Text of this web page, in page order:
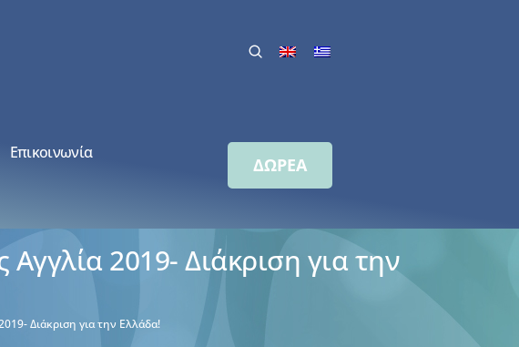
Επικοινωνία
ΔΩΡΕΑ
2019- Διάκριση για την
Διάκριση για την Ελλάδα!